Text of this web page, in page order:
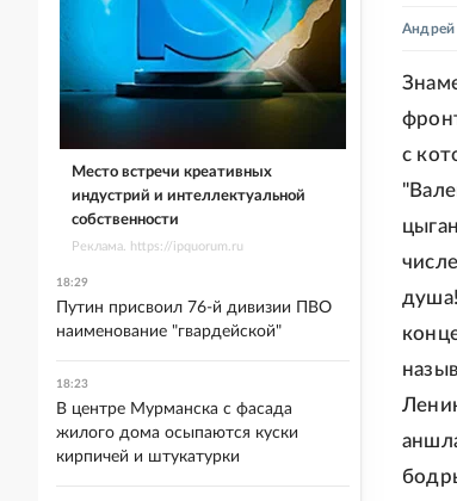
Андрей
с
Место встречи креативных
индустрий и интеллектуальной
собственности
Реклама. https://ipquorum.ru
18:29
Путин присвоил 76-й дивизии ПВО
наименование "гвардейской"
18:23
В центре Мурманска с фасада
жилого дома осыпаются куски
кирпичей и штукатурки